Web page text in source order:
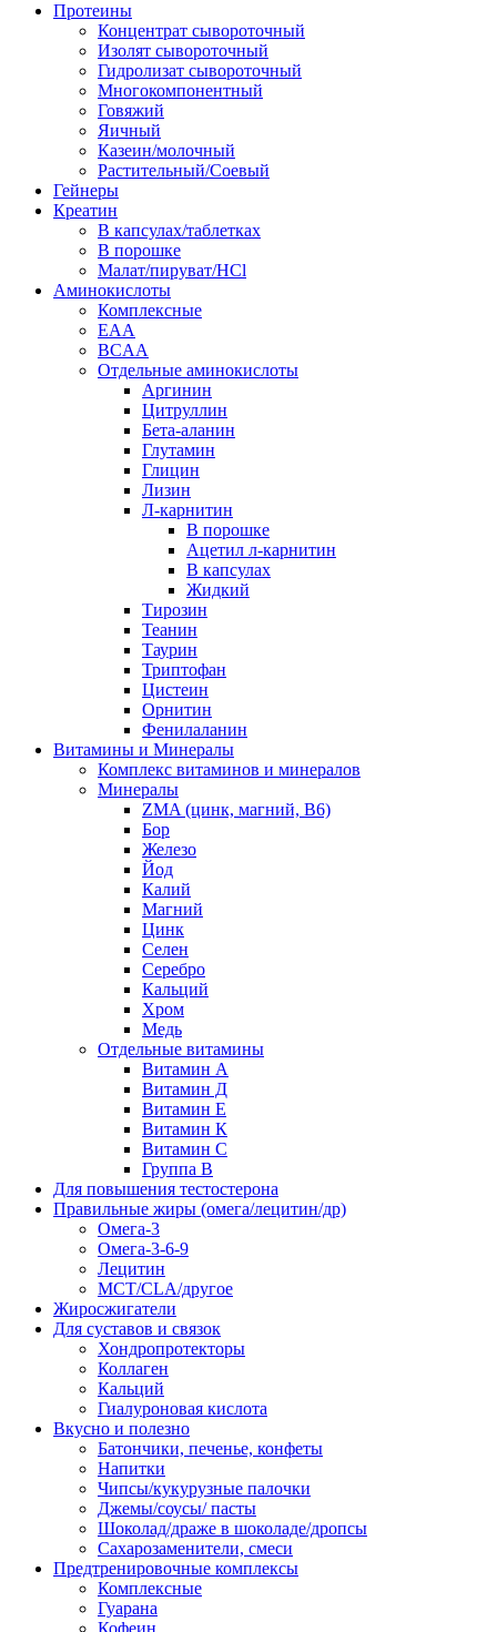
Протеины
Концентрат сывороточный
Изолят сывороточный
Гидролизат сывороточный
Многокомпонентный
Говяжий
Яичный
Казеин/молочный
Растительный/Соевый
Гейнеры
Креатин
В капсулах/таблетках
В порошке
Малат/пируват/HCl
Аминокислоты
Комплексные
EAA
BCAA
Отдельные аминокислоты
Аргинин
Цитруллин
Бета-аланин
Глутамин
Глицин
Лизин
Л-карнитин
В порошке
Ацетил л-карнитин
В капсулах
Жидкий
Тирозин
Теанин
Таурин
Триптофан
Цистеин
Орнитин
Фенилаланин
Витамины и Минералы
Комплекс витаминов и минералов
Минералы
ZMA (цинк, магний, В6)
Бор
Железо
Йод
Калий
Магний
Цинк
Селен
Серебро
Кальций
Хром
Медь
Отдельные витамины
Витамин А
Витамин Д
Витамин Е
Витамин К
Витамин С
Группа В
Для повышения тестостерона
Правильные жиры (омега/лецитин/др)
Омега-3
Омега-3-6-9
Лецитин
MCT/CLA/другое
Жиросжигатели
Для суставов и связок
Хондропротекторы
Коллаген
Кальций
Гиалуроновая кислота
Вкусно и полезно
Батончики, печенье, конфеты
Напитки
Чипсы/кукурузные палочки
Джемы/соусы/ пасты
Шоколад/драже в шоколаде/дропсы
Сахарозаменители, смеси
Предтренировочные комплексы
Комплексные
Гуарана
Кофеин